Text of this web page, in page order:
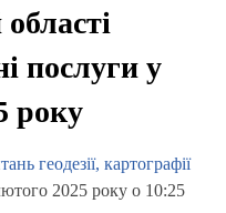
послуги у
року
геодезії, картографії
2025 року о 10:25